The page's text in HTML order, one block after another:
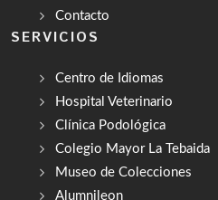
Contacto
SERVICIOS
Centro de Idiomas
Hospital Veterinario
Clínica Podológica
Colegio Mayor La Tebaida
Museo de Colecciones
Alumnileon